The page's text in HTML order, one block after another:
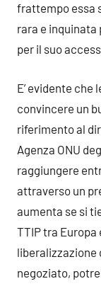
frattempo essa
rara e inquinata
per il suo
E’ evidente
convincere un
riferimento al
Agenza ONU
raggiungere
attraverso un
aumenta se si
TTIP tra
liberalizzazione
negoziato,